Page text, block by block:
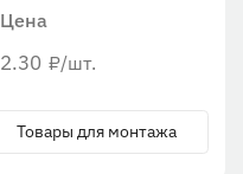
Цена
2.30 ₽/шт.
Товары для монтажа